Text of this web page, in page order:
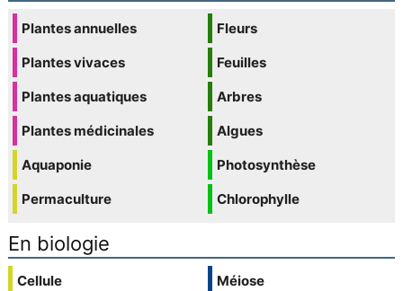
Plantes annuelles
Plantes vivaces
Plantes aquatiques
Plantes médicinales
Aquaponie
Permaculture
Fleurs
Feuilles
Arbres
Algues
Photosynthèse
Chlorophylle
En biologie
Cellule
Méiose